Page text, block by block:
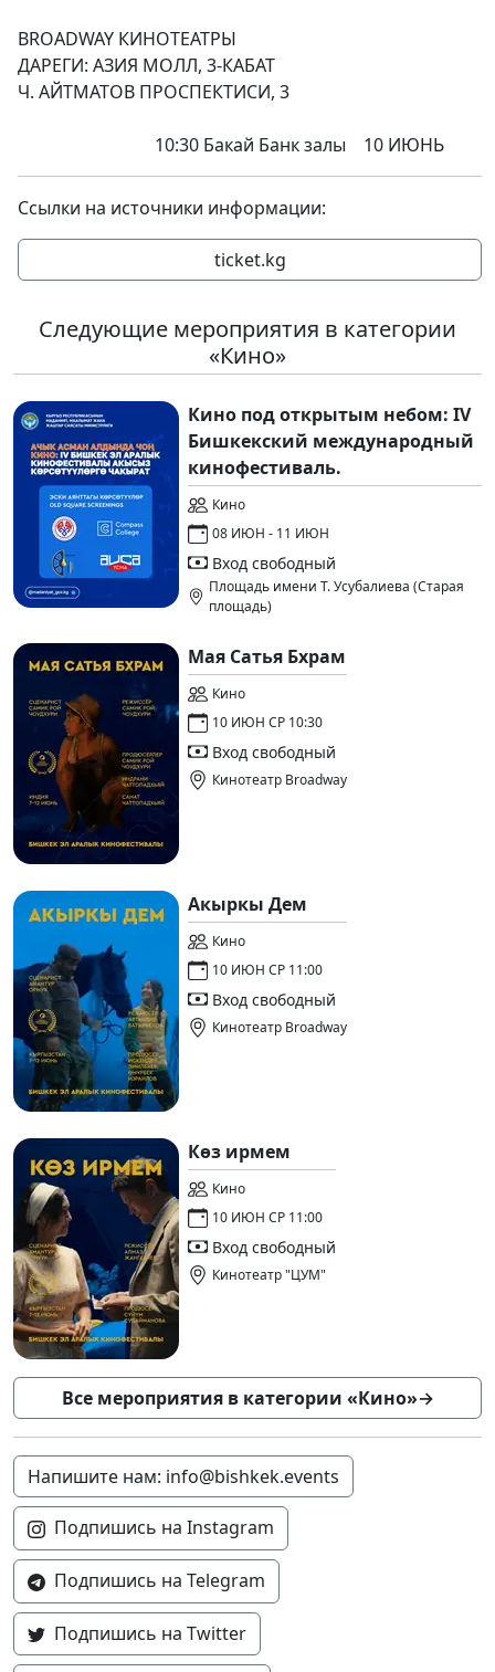
BROADWAY КИНОТЕАТРЫ
ДАРЕГИ: АЗИЯ МОЛЛ, 3-КАБАТ
Ч. АЙТМАТОВ ПРОСПЕКТИСИ, 3
10:30 Бакай Банк залы 10 ИЮНЬ
Ссылки на источники информации:
ticket.kg
Следующие мероприятия в категории
«Кино»
Кино под открытым небом: IV
Бишкекский международный
кинофестиваль.
Кино
08 ИЮН - 11 ИЮН
Вход свободный
Площадь имени Т. Усубалиева (Старая
площадь)
Мая Сатья Бхрам
Кино
10 ИЮН СР 10:30
Вход свободный
Кинотеатр Broadway
Акыркы Дем
Кино
10 ИЮН СР 11:00
Вход свободный
Кинотеатр Broadway
Көз ирмем
Кино
10 ИЮН СР 11:00
Вход свободный
Кинотеатр "ЦУМ"
Все мероприятия в категории «Кино»→
Напишите нам: info@bishkek.events
Подпишись на Instagram
Подпишись на Telegram
Подпишись на Twitter